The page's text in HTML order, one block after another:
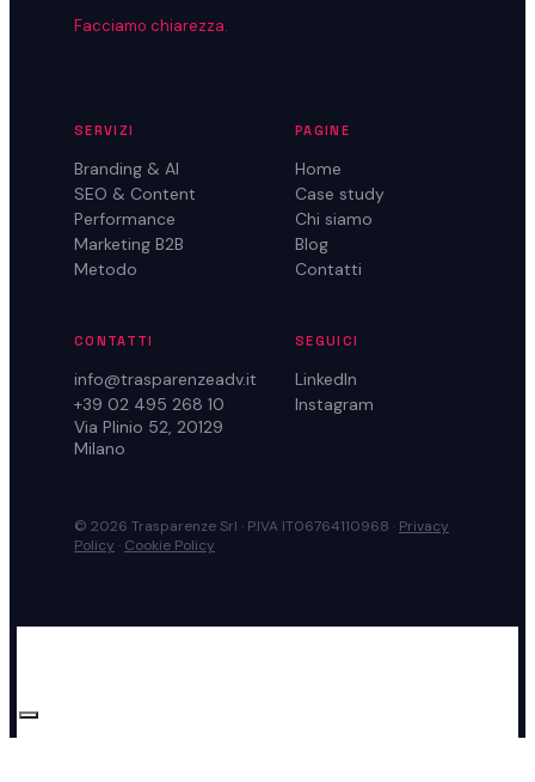
Facciamo chiarezza.
SERVIZI
Branding & AI
SEO & Content
Performance
Marketing B2B
Metodo
PAGINE
Home
Case study
Chi siamo
Blog
Contatti
CONTATTI
info@trasparenzeadv.it
+39 02 495 268 10
Via Plinio 52, 20129
Milano
SEGUICI
LinkedIn
Instagram
© 2026 Trasparenze Srl · P.IVA IT06764110968 · Privacy
Policy · Cookie Policy